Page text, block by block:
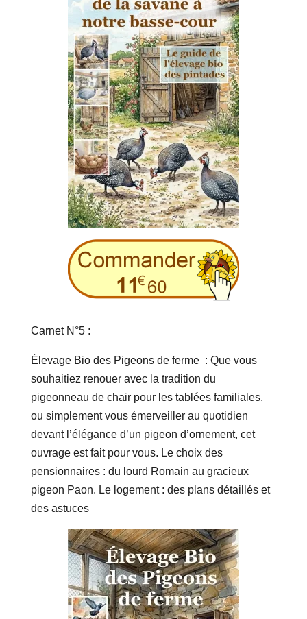
Carnet N°5 :
Élevage Bio des Pigeons de ferme : Que vous
souhaitiez renouer avec la tradition du
pigeonneau de chair pour les tablées familiales,
ou simplement vous émerveiller au quotidien
devant l’élégance d’un pigeon d’ornement, cet
ouvrage est fait pour vous. Le choix des
pensionnaires : du lourd Romain au gracieux
pigeon Paon. Le logement : des plans détaillés et
des astuces